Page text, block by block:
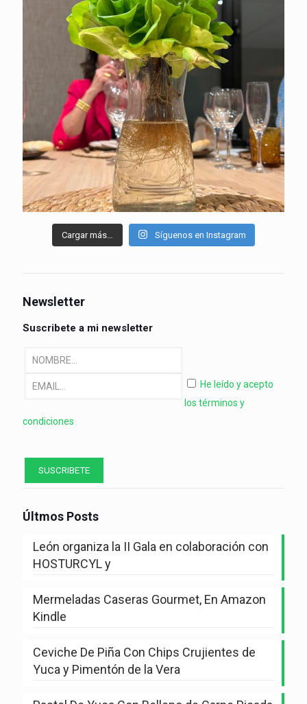
Cargar más… Síguenos en Instagram
Newsletter
Suscribete a mi newsletter
He leído y acepto
los términos y
condiciones
Últmos Posts
León organiza la II Gala en colaboración con
HOSTURCYL y
Mermeladas Caseras Gourmet, En Amazon
Kindle
Ceviche De Piña Con Chips Crujientes de
Yuca y Pimentón de la Vera